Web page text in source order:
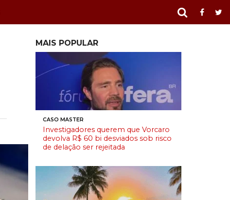
MAIS POPULAR
CASO MASTER
Investigadores querem que Vorcaro
devolva R$ 60 bi desviados sob risco
de delação ser rejeitada